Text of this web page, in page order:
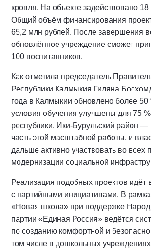
кровля. На объекте задействовано 18
Общий объём финансирования
65,2 млн рублей. После завершения
обновлённое учреждение сможет
100 воспитанников.
Как отметила председатель
Республики Калмыкия Гиляна
года в Калмыкии обновлено более 50
условия обучения улучшены для 75
республики. Ики‑Бурульский район
часть этой масштабной работы, и
дальше активно участвовать во всех
модернизации социальной
Реализация подобных проектов идёт
с партийными инициативами. В
«Новая школа» при поддержке
партии «Единая Россия» ведётся
по созданию комфортной и
том числе в дошкольных